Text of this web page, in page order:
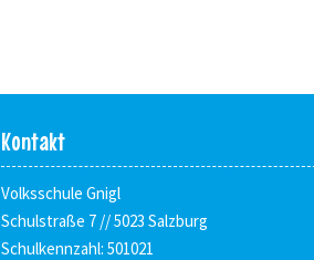
Kontakt
Volksschule Gnigl
Schulstraße 7 // 5023 Salzburg
Schulkennzahl: 501021